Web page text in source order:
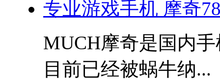
专业游戏手机 摩奇
MUCH摩奇是国内
目前已经被蜗牛纳...